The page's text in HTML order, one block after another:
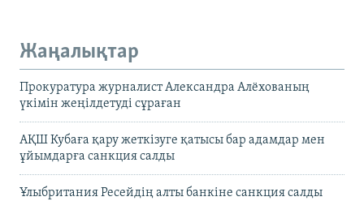
Жаңалықтар
Прокуратура журналист Александра Алёхованың
үкімін жеңілдетуді сұраған
АҚШ Кубаға қару жеткізуге қатысы бар адамдар мен
ұйымдарға санкция салды
Ұлыбритания Ресейдің алты банкіне санкция салды